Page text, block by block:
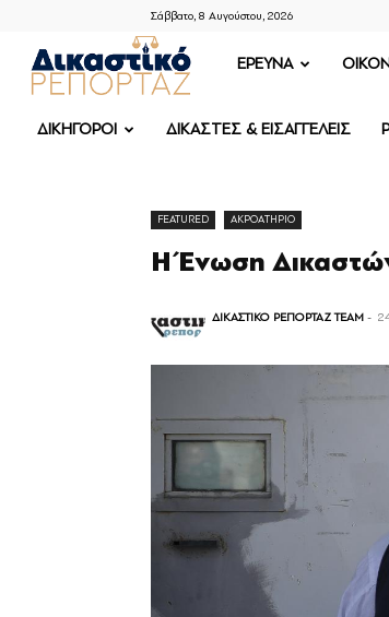
Σάββατο, 8 Αυγούστου, 2026
ΔΙΚΑΣΤΙΚΟ
ΡΕΠΟΡΤΑΖ
ΕΡΕΥΝΑ
ΔΙΚΗΓΟΡΟΙ ΔΙΚΑΣΤΕΣ & ΕΙΣΑΓΓΕΛΕΙΣ
FEATURED ΑΚΡΟΑΤΗΡΙΟ
Η Ένωση
ΔΙΚΑΣΤΙΚΟ ΡΕΠΟΡΤΑΖ TEAM -